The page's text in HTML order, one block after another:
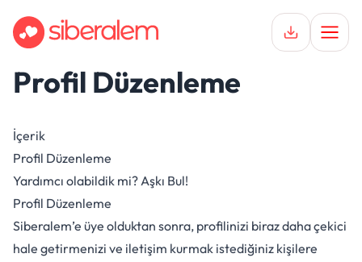
Keşfet
Hikayeler
İlişkiler
Destek
Profil Düzenleme
İçerik
Profil Düzenleme
Yardımcı olabildik mi?Aşkı Bul!
Profil Düzenleme
Siberalem’e üye olduktan sonra, profilinizi biraz daha çekici
hale getirmenizi ve iletişim kurmak istediğiniz kişilere